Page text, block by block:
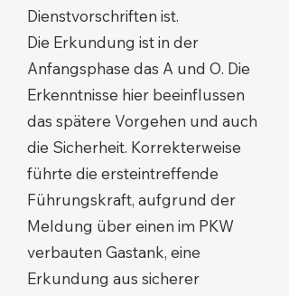
Dienstvorschriften ist.
Die Erkundung ist in der
Anfangsphase das A und O. Die
Erkenntnisse hier beeinflussen
das spätere Vorgehen und auch
die Sicherheit. Korrekterweise
führte die ersteintreffende
Führungskraft, aufgrund der
Meldung über einen im PKW
verbauten Gastank, eine
Erkundung aus sicherer